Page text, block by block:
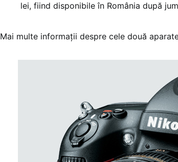
lei, fiind disponibile în România după
Mai multe informații despre cele două